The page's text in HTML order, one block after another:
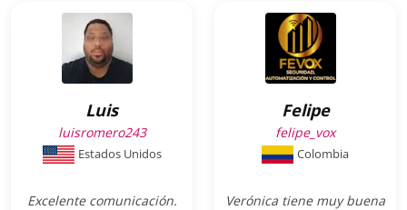
Luis
luisromero243
Estados Unidos
Excelente comunicación.
Felipe
felipe_vox
Colombia
Verónica tiene muy buena